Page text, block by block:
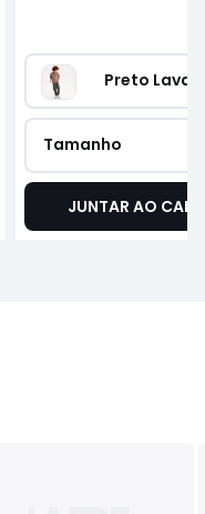
Preto
Tamanho
JUNTAR AO